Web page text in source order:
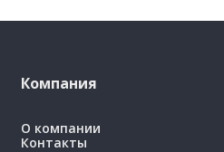
Компания
О компании
Контакты